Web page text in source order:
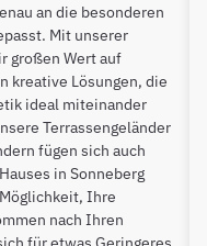
an die besonderen
Mit unserer
großen Wert auf
kreative Lösungen, die
ideal miteinander
Terrassengeländer
fügen sich auch
in Sonneberg
Ihre
nach Ihren